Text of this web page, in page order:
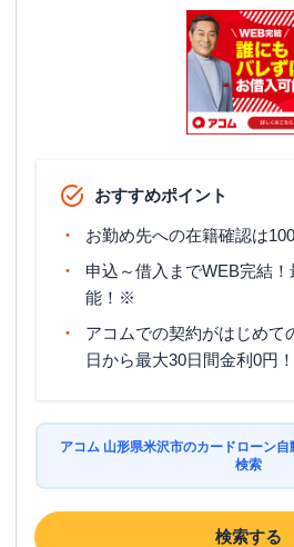
おすすめポイント
お勤め先への在籍確認は
申込～借入までWEB完結
能！※
アコムでの契約がはじめて
日から最大30日間金利0円！
アコム 山形県米沢市のカードローン
検索
検索する